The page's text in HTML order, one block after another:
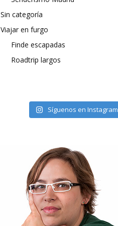
Sin categoría
Viajar en furgo
Finde escapadas
Roadtrip largos
Síguenos en Instagram